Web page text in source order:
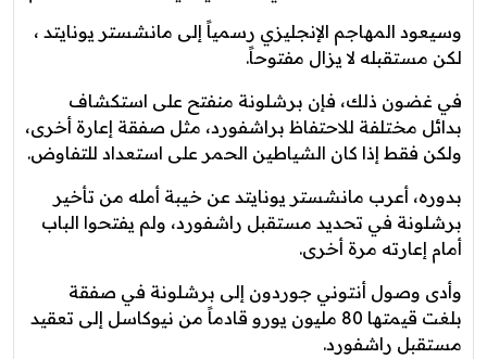
وسيعود المهاجم الإنجليزي رسمياً إلى مانشستر يونايتد ،
لكن مستقبله لا يزال مفتوحاً.
في غضون ذلك، فإن برشلونة منفتح على استكشاف
بدائل مختلفة للاحتفاظ براشفورد، مثل صفقة إعارة أخرى،
ولكن فقط إذا كان الشياطين الحمر على استعداد للتفاوض.
بدوره، أعرب مانشستر يونايتد عن خيبة أمله من تأخير
برشلونة في تحديد مستقبل راشفورد، ولم يفتحوا الباب
أمام إعارته مرة أخرى.
وأدى وصول أنتوني جوردون إلى برشلونة في صفقة
بلغت قيمتها 80 مليون يورو قادماً من نيوكاسل إلى تعقيد
مستقبل راشفورد.